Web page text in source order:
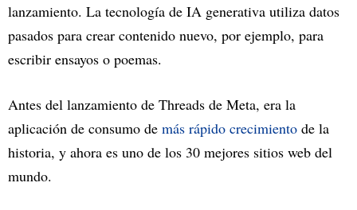
lanzamiento. La tecnología de IA generativa utiliza datos
pasados para crear contenido nuevo, por ejemplo, para
escribir ensayos o poemas.
Antes del lanzamiento de Threads de Meta, era la
aplicación de consumo de más rápido crecimiento de la
historia, y ahora es uno de los 30 mejores sitios web del
mundo.